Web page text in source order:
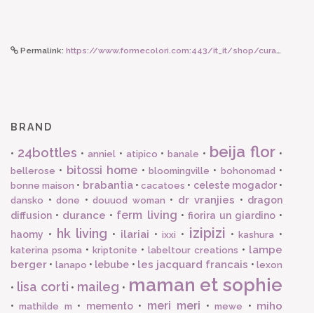
Permalink: https://www.formecolori.com:443/it_it/shop/cura_corpo_e_viso/gel_doccia/durance_gel_doccia_naturale_sensuel_monoi_200_ml/3662
BRAND
• 24bottles • anniel• atipico •banale • beija flor •
bellerose • bitossi home • bloomingville • bohonomad •
bonne maison • brabantia•cacatoes • celeste mogador•
dansko • done • douuod woman • dr vranjies • dragon
diffusion • durance • ferm living • fiorira un giardino•
haomy • hk living • ilariai •ixxi • izipizi •kashura •
katerina psoma • kriptonite • labeltour creations • lampe
berger • lanapo • lebube • les jacquard francais •lexon
• lisa corti • maileg • maman et sophie
•mathilde m • memento• meri meri •mewe • miho